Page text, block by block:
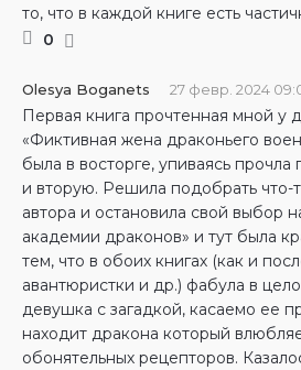
то, что в каждой книге есть
0
Olesya Boganets 27 февр. 2024
Первая книга прочтенная мной у
«Фиктивная жена драконьего
была в восторге, упиваясь прочла
и вторую. Решила подобрать что-
автора и остановила свой выбор
академии драконов» и тут была
тем, что в обоих книгах (как и
авантюристки и др.) фабула в
девушка с загадкой, касаемо ее
находит дракона который
обонятельных рецепторов.